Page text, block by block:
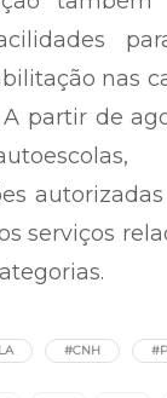
nas
A partir de
serviços
#CNH